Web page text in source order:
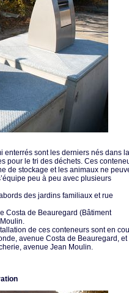
enterrés sont les derniers nés dans la
pour le tri des déchets. Ces
de stockage et les animaux ne
peu à peu avec plusieurs
des jardins familiaux et rue
Costa de Beauregard (Bâtiment
de ces conteneurs sont en
avenue Costa de Beauregard, et
avenue Jean Moulin.